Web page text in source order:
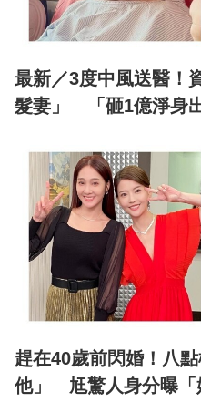
最新／3度中風送醫！
髮妻」 「砸1億淨身
趕在40歲前閃婚！八
他」 尪驚人身分曝「